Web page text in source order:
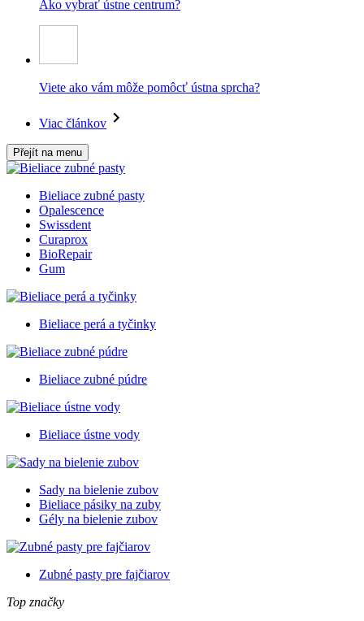
Ako vybrať ústne centrum?
Viete ako vám môže pomôcť ústna sprcha?
Viac článkov
Přejít na menu
Bieliace zubné pasty
Opalescence
Swissdent
Curaprox
BioRepair
Gum
Bieliace perá a tyčinky
Bieliace zubné púdre
Bieliace ústne vody
Sady na bielenie zubov
Bieliace pásiky na zuby
Gély na bielenie zubov
Zubné pasty pre fajčiarov
Top značky